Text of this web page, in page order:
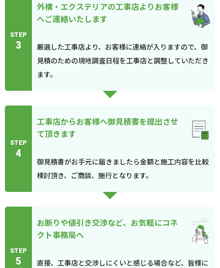
STEP
3
外構・エクステリアの工事店よりお客様
へご連絡いたします
厳選した工事店より、お客様に連絡が入りますので、御
見積のための現地調査日程を工事店と調整していただき
ます。
STEP
4
工事店からお客様へ御見積書を提出させ
て頂きます
御見積書がお手元に届きましたら金額と施工内容を比較
検討頂き、ご商談、施行となります。
STEP
5
お断りや値引き交渉など、お気軽にコネ
クト事務局へ
直接、工事店と交渉しにくいと感じる場合など、皆様に